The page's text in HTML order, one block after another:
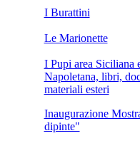
I Burattini
Le Marionette
I Pupi area Siciliana
Napoletana, libri,
materiali esteri
Inaugurazione
dipinte"